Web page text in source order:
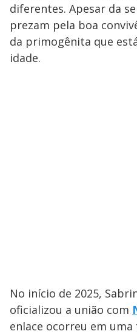
diferentes. Apesar da
prezam pela boa
da primogênita que
idade.
No início de 2025,
oficializou a união com
enlace ocorreu em uma